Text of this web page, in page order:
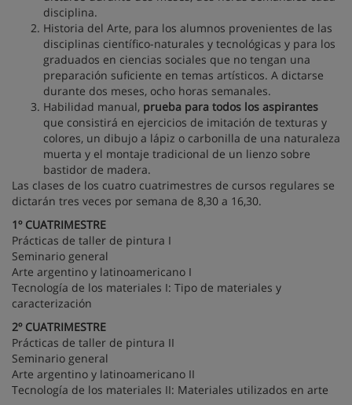
disciplina.
Historia del Arte, para los alumnos provenientes de las
disciplinas científico-naturales y tecnológicas y para los
graduados en ciencias sociales que no tengan una
preparación suficiente en temas artísticos. A dictarse
durante dos meses, ocho horas semanales.
Habilidad manual, prueba para todos los aspirantes
que consistirá en ejercicios de imitación de texturas y
colores, un dibujo a lápiz o carbonilla de una naturaleza
muerta y el montaje tradicional de un lienzo sobre
bastidor de madera.
Las clases de los cuatro cuatrimestres de cursos regulares se
dictarán tres veces por semana de 8,30 a 16,30.
1º CUATRIMESTRE
Prácticas de taller de pintura I
Seminario general
Arte argentino y latinoamericano I
Tecnología de los materiales I: Tipo de materiales y
caracterización
2º CUATRIMESTRE
Prácticas de taller de pintura II
Seminario general
Arte argentino y latinoamericano II
Tecnología de los materiales II: Materiales utilizados en arte